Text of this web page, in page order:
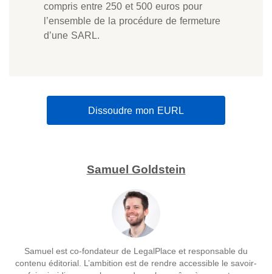
compris entre 250 et 500 euros pour
l’ensemble de la procédure de fermeture
d’une SARL.
Dissoudre mon EURL
Samuel Goldstein
Samuel est co-fondateur de LegalPlace et responsable du
contenu éditorial. L’ambition est de rendre accessible le savoir-